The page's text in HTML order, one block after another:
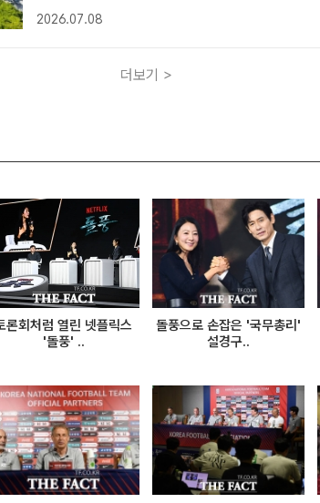
차 제조 기술을 계승해 온 장인 2명을 대한민국
2026.07.08
더보기 >
론회처럼 열린 넷플릭스
'돌풍' ..
돌풍으로 손잡은 '국무총리'
설경구..